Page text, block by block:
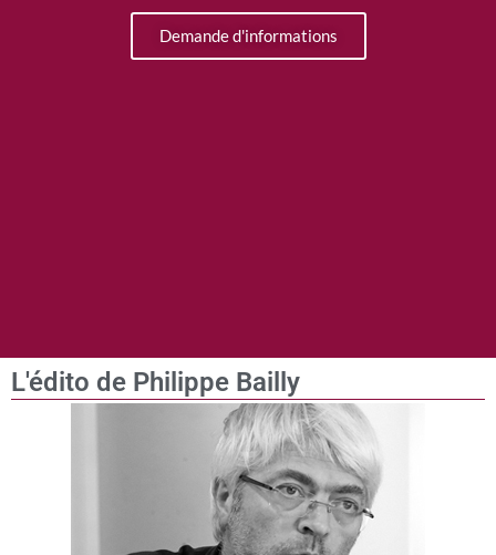
Demande d'informations
L'édito de Philippe Bailly